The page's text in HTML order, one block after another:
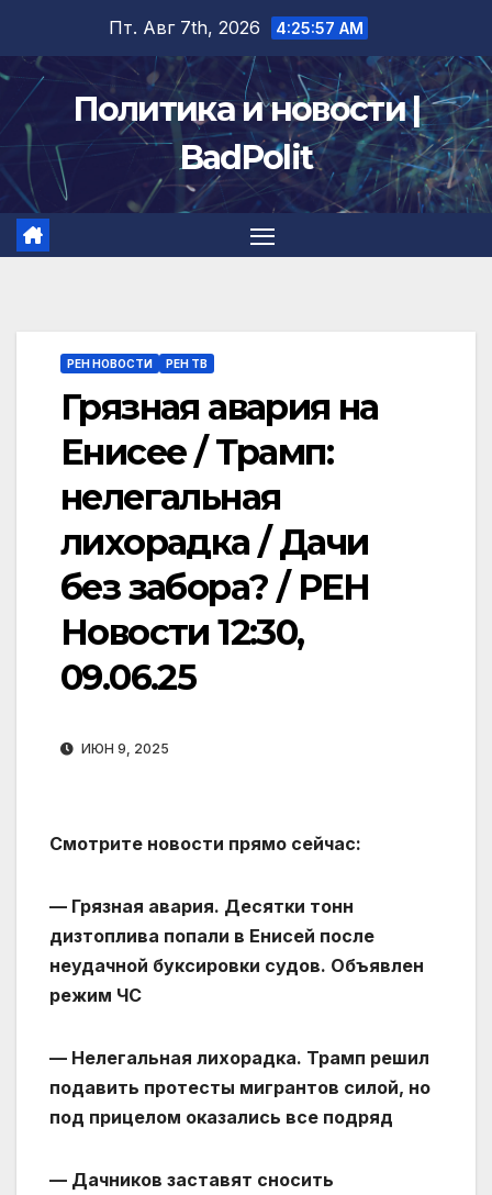
содержимому
Пт. Авг 7th, 2026 4:25:58 AM
Политика и новости |
BadPolit
РЕН НОВОСТИ РЕН ТВ
Грязная авария на
Енисее / Трамп:
нелегальная
лихорадка / Дачи
без забора? / РЕН
Новости 12:30,
09.06.25
ИЮН 9, 2025
Смотрите новости прямо сейчас:
— Грязная авария. Десятки тонн
дизтоплива попали в Енисей после
неудачной буксировки судов. Объявлен
режим ЧС
— Нелегальная лихорадка. Трамп решил
подавить протесты мигрантов силой, но
под прицелом оказались все подряд
— Дачников заставят сносить